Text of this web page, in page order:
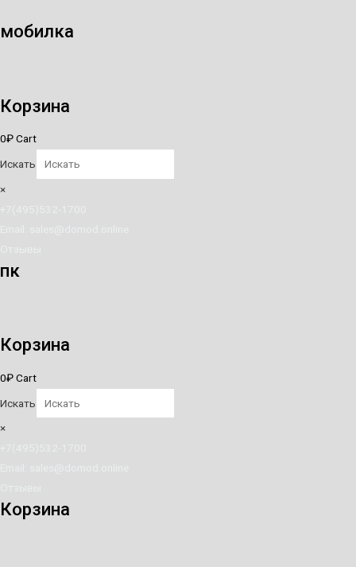
кмобилка
Корзина
0₽Cart
Искать
×
пк
Корзина
0₽Cart
Искать
×
Корзина